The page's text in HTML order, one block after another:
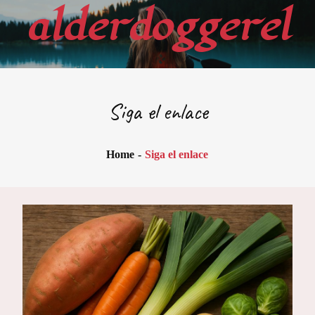
to
contentalderdoggerel
Siga el enlace
Home Siga el enlace